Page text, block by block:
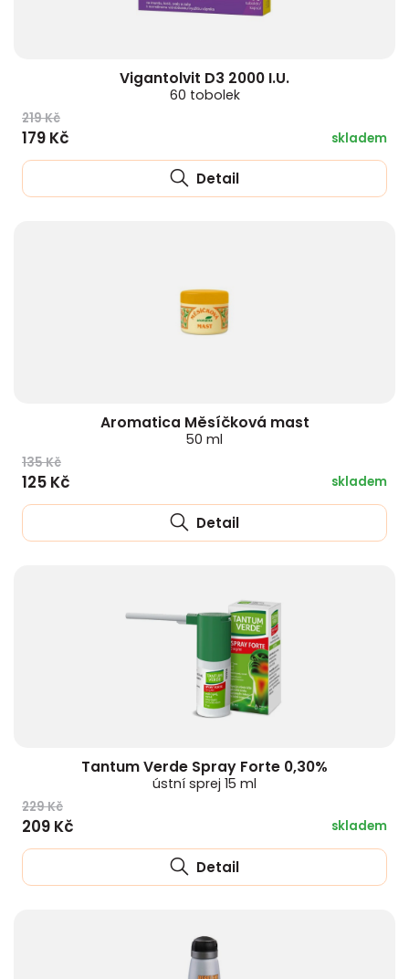
Vigantolvit D3 2000 I.U.
60 tobolek
219 Kč
179 Kč skladem
Detail
Aromatica Měsíčková mast
50 ml
135 Kč
125 Kč skladem
Detail
Tantum Verde Spray Forte 0,30%
ústní sprej 15 ml
229 Kč
209 Kč skladem
Detail